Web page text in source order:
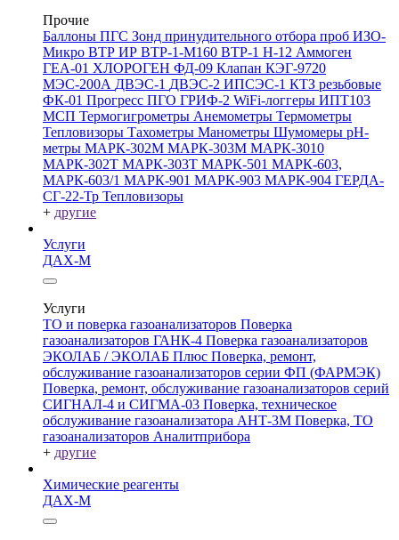
Прочие
Баллоны ПГС Зонд принудительного отбора проб ИЗО-
Микро ВТР ИР ВТР-1-М160 ВТР-1 Н-12 Аммоген
ГЕА-01 ХЛОРОГЕН ФД-09 Клапан КЭГ-9720
МЭС-200А ДВЭС-1 ДВЭС-2 ИПСЭС-1 КТЗ резьбовые
ФК-01 Прогресс ПГО ГРИФ-2 WiFi-логгеры ИПТ103
МСП Термогигрометры Анемометры Термометры
Тепловизоры Тахометры Манометры Шумомеры pH-
метры МАРК-302М МАРК-303М МАРК-3010
МАРК-302Т МАРК-303Т МАРК-501 МАРК-603,
МАРК-603/1 МАРК-901 МАРК-903 МАРК-904 ГЕРДА-
СГ-22-Тр Тепловизоры
+ другие
Услуги
ДАХ-М
Услуги
ТО и поверка газоанализаторов Поверка
газоанализаторов ГАНК-4 Поверка газоанализаторов
ЭКОЛАБ / ЭКОЛАБ Плюс Поверка, ремонт,
обслуживание газоанализаторов серии ФП (ФАРМЭК)
Поверка, ремонт, обслуживание газоанализаторов серий
СИГНАЛ-4 и СИГМА-03 Поверка, техническое
обслуживание газоанализатора АНТ-3М Поверка, ТО
газоанализаторов Аналитприбора
+ другие
Химические реагенты
ДАХ-М